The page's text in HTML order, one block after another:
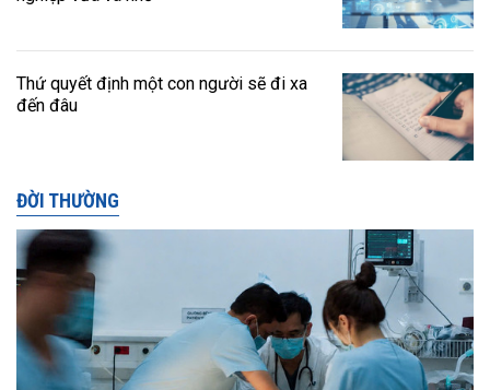
Thứ quyết định một con người sẽ đi xa
đến đâu
ĐỜI THƯỜNG